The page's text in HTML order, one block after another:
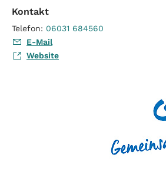
Kontakt
Telefon: 06031 684560
E-Mail
Website